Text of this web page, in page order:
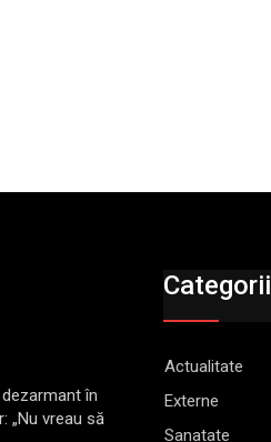
în
„Nu vreau să
Categorii
Actualitate
Externe
Sanatate